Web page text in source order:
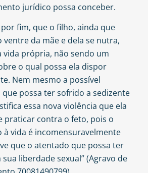
jurídico possa conceber.
fim, que o filho, ainda que
ventre da mãe e dela se nutra,
vida própria, não sendo um
o qual possa ela dispor
Nem mesmo a possível
que possa ter sofrido a sedizente
essa nova violência que ela
praticar contra o feto, pois o
à vida é incomensuravelmente
que o atentado que possa ter
liberdade sexual” (Agravo de